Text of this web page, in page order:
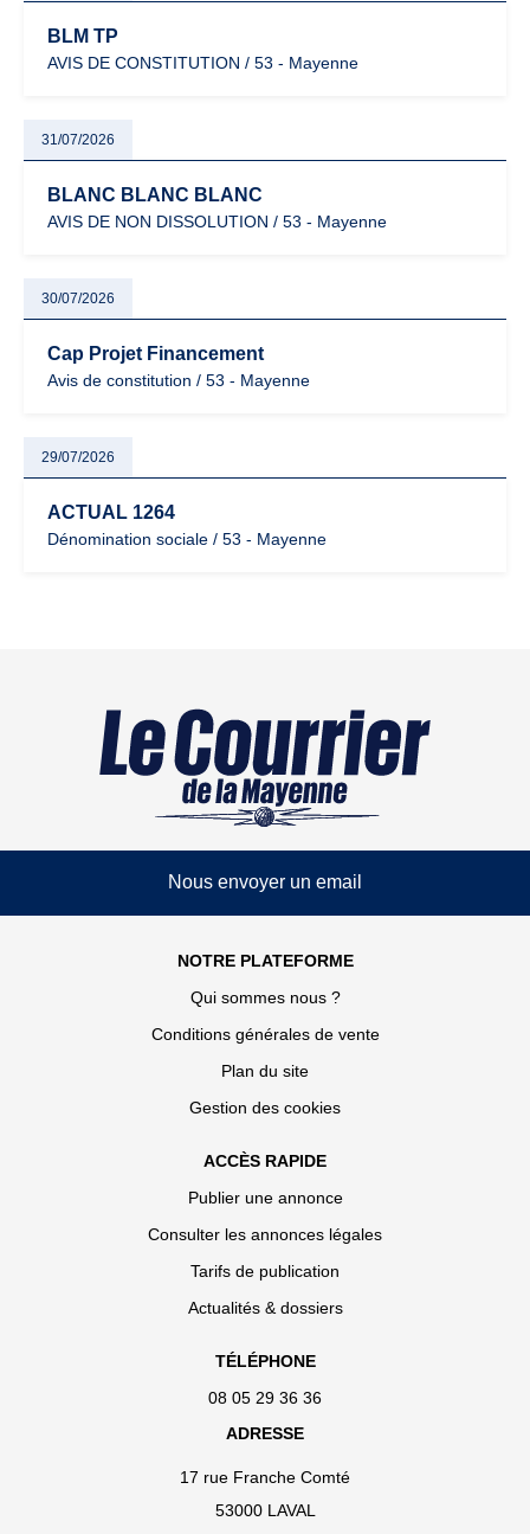
BLM TP
AVIS DE CONSTITUTION / 53 - Mayenne
31/07/2026
BLANC BLANC BLANC
AVIS DE NON DISSOLUTION / 53 - Mayenne
30/07/2026
Cap Projet Financement
Avis de constitution / 53 - Mayenne
29/07/2026
ACTUAL 1264
Dénomination sociale / 53 - Mayenne
Nous envoyer un email
NOTRE PLATEFORME
Qui sommes nous ?
Conditions générales de vente
Plan du site
Gestion des cookies
ACCÈS RAPIDE
Publier une annonce
Consulter les annonces légales
Tarifs de publication
Actualités & dossiers
TÉLÉPHONE
08 05 29 36 36
ADRESSE
17 rue Franche Comté
53000 LAVAL